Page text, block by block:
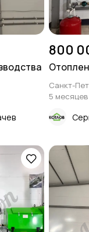
800
Санкт-
5